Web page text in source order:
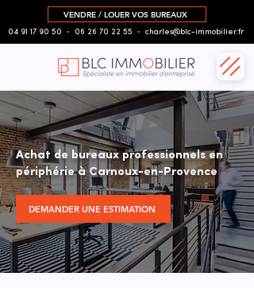
VENDRE / LOUER VOS BUREAUX
04 91 17 90 50 ▪︎ 06 26 70 22 55 ▪︎ charles@blc-immobilier.fr
Achat de bureaux professionnels en
périphérie à Carnoux-en-Provence
DEMANDER UNE ESTIMATION